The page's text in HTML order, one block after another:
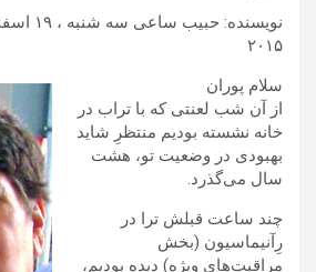
نویسنده: حبیب ساعی
۲۰۱۵
​سلام پوران
از آن شب لعنتی که با تراب در
خانه نشسته بودیم منتظرِ شاید
بهبودی در وضعیت تو، هشت
سال می‌گذرد.
چند ساعت قبلش ترا در
رِآنیماسیون (بخش
مراقبت‌های ویژه) دیده بودیم،